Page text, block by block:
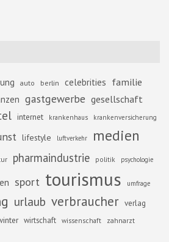
auto berlin celebrities familie
gastgewerbe gesellschaft
internet krankenhaus krankenversicherung
lifestyle luftverkehr medien
pharmaindustrie politik psychologie
sport tourismus umfrage
urlaub verbraucher verlag
wirtschaft wissenschaft zahnarzt